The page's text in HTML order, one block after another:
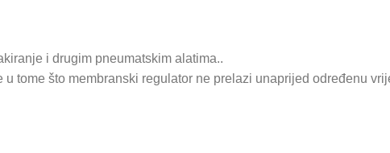
i drugim pneumatskim alatima..
tome što membranski regulator ne prelazi unaprijed određenu